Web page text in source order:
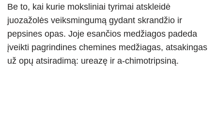
Be to, kai kurie moksliniai tyrimai atskleidė
juozažolės veiksmingumą gydant skrandžio ir
pepsines opas. Joje esančios medžiagos padeda
įveikti pagrindines chemines medžiagas, atsakingas
už opų atsiradimą: ureazę ir a-chimotripsiną.